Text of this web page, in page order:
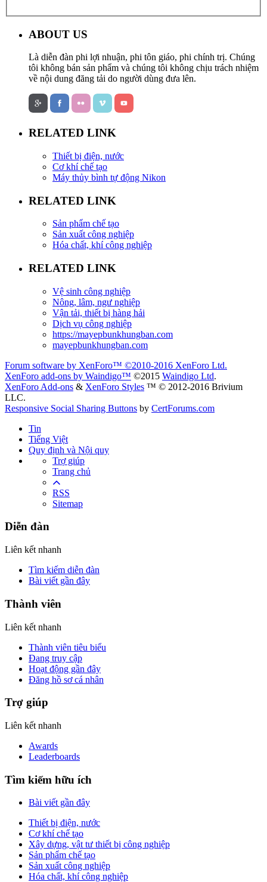
ABOUT US
Là diễn đàn phi lợi nhuận, phi tôn giáo, phi chính trị. Chúng
tôi không bán sản phẩm và chúng tôi không chịu trách nhiệm
về nội dung đăng tải do người dùng đưa lên.
RELATED LINK
Thiết bị điện, nước
Cơ khí chế tạo
Máy thủy bình tự động Nikon
RELATED LINK
Sản phẩm chế tạo
Sản xuất công nghiệp
Hóa chất, khí công nghiệp
RELATED LINK
Vệ sinh công nghiệp
Nông, lâm, ngư nghiệp
Vận tải, thiết bị hàng hải
Dịch vụ công nghiệp
https://mayepbunkhungban.com
mayepbunkhungban.com
Forum software by XenForo™ ©2010-2016 XenForo Ltd.
XenForo add-ons by Waindigo™ ©2015 Waindigo Ltd.
XenForo Add-ons & XenForo Styles ™ © 2012-2016 Brivium
LLC.
Responsive Social Sharing Buttons by CertForums.com
Tin
Tiếng Việt
Quy định và Nội quy
Trợ giúp
Trang chủ
RSS
Sitemap
Diễn đàn
Liên kết nhanh
Tìm kiếm diễn đàn
Bài viết gần đây
Thành viên
Liên kết nhanh
Thành viên tiêu biểu
Đang truy cập
Hoạt động gần đây
Đăng hồ sơ cá nhân
Trợ giúp
Liên kết nhanh
Awards
Leaderboards
Tìm kiếm hữu ích
Bài viết gần đây
Thiết bị điện, nước
Cơ khí chế tạo
Xây dựng, vật tư thiết bị công nghiệp
Sản phẩm chế tạo
Sản xuất công nghiệp
Hóa chất, khí công nghiệp